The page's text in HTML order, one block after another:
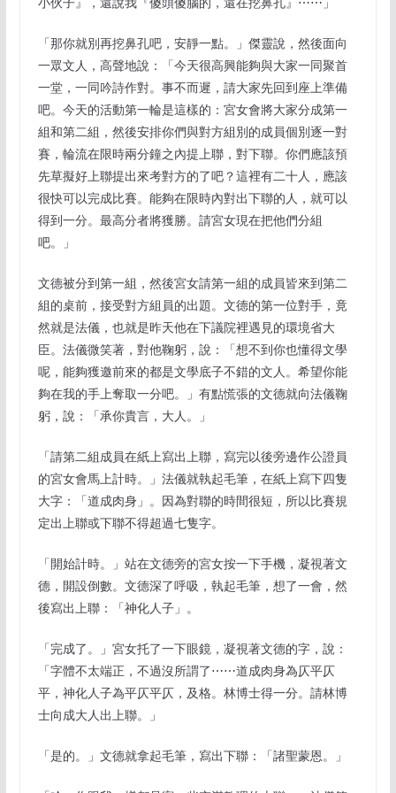
「那你就別再挖鼻孔吧，安靜一點。」傑靈說，然後面向
一眾文人，高聲地說：「今天很高興能夠與大家一同聚首
一堂，一同吟詩作對。事不而遲，請大家先回到座上準備
吧。今天的活動第一輪是這樣的：宮女會將大家分成第一
組和第二組，然後安排你們與對方組別的成員個別逐一對
賽，輪流在限時兩分鐘之內提上聯，對下聯。你們應該預
先草擬好上聯提出來考對方的了吧？這裡有二十人，應該
很快可以完成比賽。能夠在限時內對出下聯的人，就可以
得到一分。最高分者將獲勝。請宮女現在把他們分組
吧。」
文德被分到第一組，然後宮女請第一組的成員皆來到第二
組的桌前，接受對方組員的出題。文德的第一位對手，竟
然就是法儀，也就是昨天他在下議院裡遇見的環境省大
臣。法儀微笑著，對他鞠躬，說：「想不到你也懂得文學
呢，能夠獲邀前來的都是文學底子不錯的文人。希望你能
夠在我的手上奪取一分吧。」有點慌張的文德就向法儀鞠
躬，說：「承你貴言，大人。」
「請第二組成員在紙上寫出上聯，寫完以後旁邊作公證員
的宮女會馬上計時。」法儀就執起毛筆，在紙上寫下四隻
大字：「道成肉身」。因為對聯的時間很短，所以比賽規
定出上聯或下聯不得超過七隻字。
「開始計時。」站在文德旁的宮女按一下手機，凝視著文
德，開設倒數。文德深了呼吸，執起毛筆，想了一會，然
後寫出上聯：「神化人子」。
「完成了。」宮女托了一下眼鏡，凝視著文德的字，說：
「字體不太端正，不過沒所謂了⋯⋯道成肉身為仄平仄
平，神化人子為平仄平仄，及格。林博士得一分。請林博
士向成大人出上聯。」
「是的。」文德就拿起毛筆，寫出下聯：「諸聖蒙恩。」